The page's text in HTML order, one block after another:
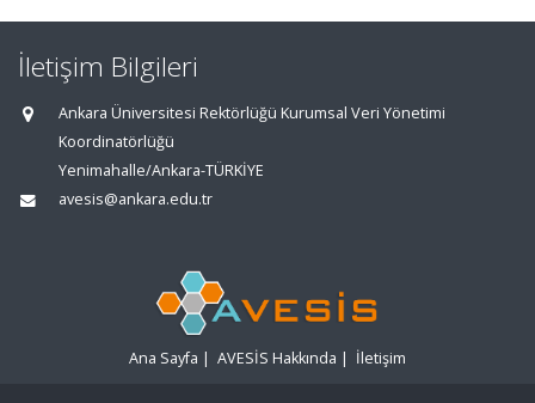
İletişim Bilgileri
Ankara Üniversitesi Rektörlüğü Kurumsal Veri Yönetimi
Koordinatörlüğü
Yenimahalle/Ankara-TÜRKİYE
avesis@ankara.edu.tr
Ana Sayfa | AVESİS Hakkında | İletişim